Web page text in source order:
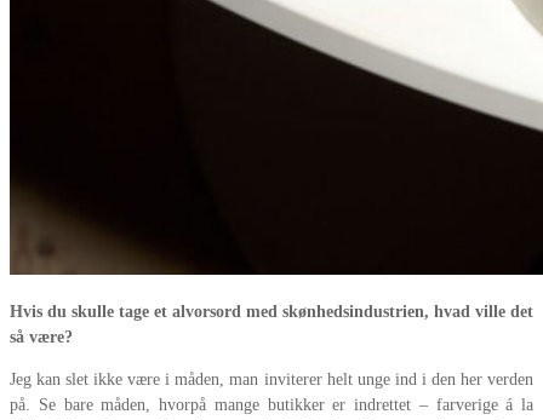
Hvis du skulle tage et alvorsord med skønhedsindustrien, hvad ville det
så være?
Jeg kan slet ikke være i måden, man inviterer helt unge ind i den her verden
på. Se bare måden, hvorpå mange butikker er indrettet – farverige á la